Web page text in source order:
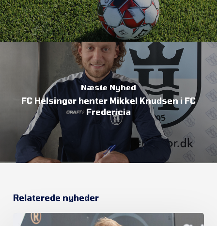
Næste Nyhed
FC Helsingør henter Mikkel Knudsen i FC
Fredericia
Relaterede nyheder
Philip